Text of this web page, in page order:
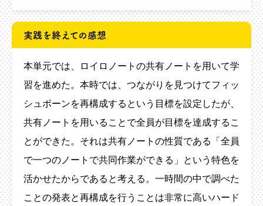
実践を終えての感想
本単元では、ロイロノートの共有ノートを用いて学
習を進めた。本時では、つながりを見つけてフィッ
シュボーンを再構成するという目標を設定したが、
共有ノートを用いることで全員が目標を達成するこ
とができた。それは共有ノートの性質である「全員
で一つのノートで共同作業ができる」という特色を
活かせたからであると考える。一時間の中で調べた
ことの発表と再構成を行うことは非常に高いハード